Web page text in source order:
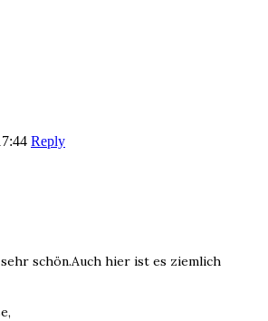
Reply
schön.Auch hier ist es ziemlich